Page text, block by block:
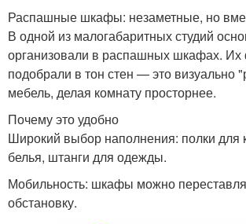
Распашные шкафы: незаметные, но
В одной из малогабаритных студий
организовали в распашных шкафах.
подобрали в тон стен — это визуально
мебель, делая комнату просторнее.
Почему это удобно
Широкий выбор наполнения: полки для
белья, штанги для одежды.
Мобильность: шкафы можно
обстановку.